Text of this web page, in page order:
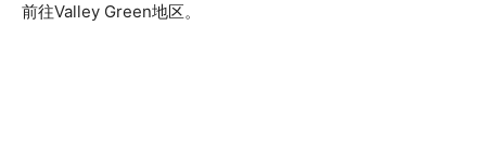
前往Valley Green地区。